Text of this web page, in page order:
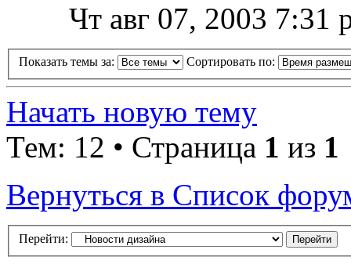
Чт авг 07, 2003 7:31
Показать темы за: Сортировать по:
Начать новую тему
Тем: 12 • Страница 1 из 1
Вернуться в Список
Перейти: